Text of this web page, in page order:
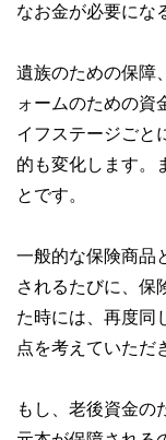
なお金が必要にな
遺族のための保障
ォームのための資
イフステージごと
的も変化します。
とです。
一般的な保険商品
されるたびに、保
た時には、再度同
点を考えていただ
もし、老後資金の